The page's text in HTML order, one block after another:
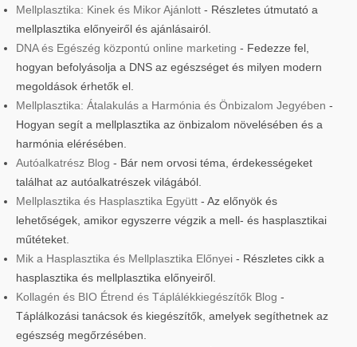
Mellplasztika: Kinek és Mikor Ajánlott - Részletes útmutató a
mellplasztika előnyeiről és ajánlásairól.
DNA és Egészég központú online marketing - Fedezze fel,
hogyan befolyásolja a DNS az egészséget és milyen modern
megoldások érhetők el.
Mellplasztika: Átalakulás a Harmónia és Önbizalom Jegyében -
Hogyan segít a mellplasztika az önbizalom növelésében és a
harmónia elérésében.
Autóalkatrész Blog - Bár nem orvosi téma, érdekességeket
találhat az autóalkatrészek világából.
Mellplasztika és Hasplasztika Együtt - Az előnyök és
lehetőségek, amikor egyszerre végzik a mell- és hasplasztikai
műtéteket.
Mik a Hasplasztika és Mellplasztika Előnyei - Részletes cikk a
hasplasztika és mellplasztika előnyeiről.
Kollagén és BIO Étrend és Táplálékkiegészítők Blog -
Táplálkozási tanácsok és kiegészítők, amelyek segíthetnek az
egészség megőrzésében.